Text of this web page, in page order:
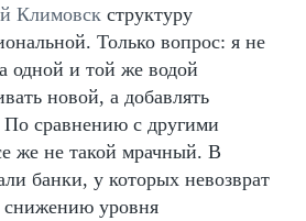
Климовск структуру
Только вопрос: я не
одной и той же водой
новой, а добавлять
сравнению с другими
же не такой мрачный. В
банки, у которых невозврат
снижению уровня